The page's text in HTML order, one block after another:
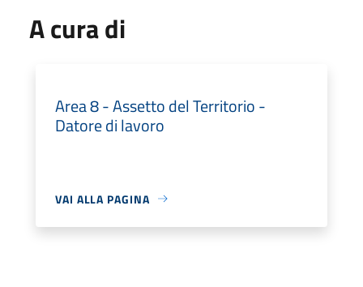
A cura di
Area 8 - Assetto del Territorio -
Datore di lavoro
VAI ALLA PAGINA